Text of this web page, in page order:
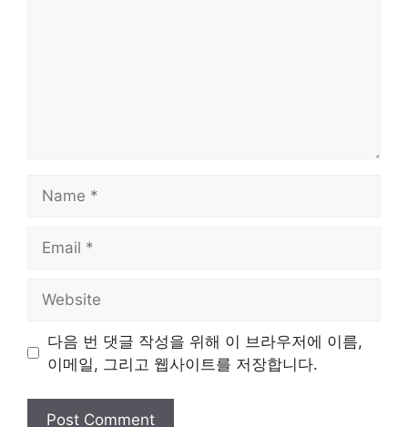
다음 번 댓글 작성을 위해 이 브라우저에 이름,
이메일, 그리고 웹사이트를 저장합니다.